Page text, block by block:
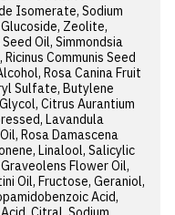
Isomerate, Sodium
Zeolite,
Oil, Simmondsia
Communis Seed
Rosa Canina Fruit
Sulfate, Butylene
Citrus Aurantium
Lavandula
Rosa Damascena
Linalool, Salicylic
Flower Oil,
Oil, Fructose, Geraniol,
Acid,